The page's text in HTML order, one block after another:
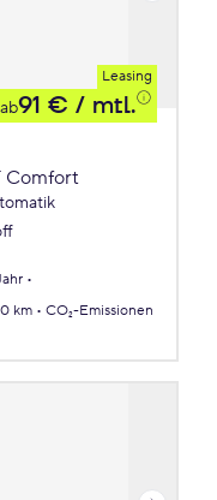
Leasing
ab91 € / mtl.
Comfort
km
CO₂-Emissionen